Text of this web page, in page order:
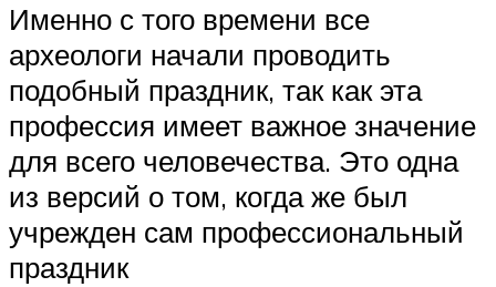
Именно с того времени все
археологи начали проводить
подобный праздник, так как эта
профессия имеет важное значение
для всего человечества. Это одна
из версий о том, когда же был
учрежден сам профессиональный
праздник